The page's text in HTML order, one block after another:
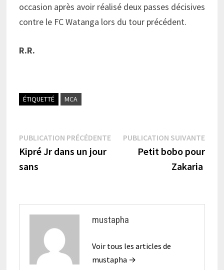
occasion après avoir réalisé deux passes décisives
contre le FC Watanga lors du tour précédent.
R.R.
ÉTIQUETTÉ MCA
Navigation
de
PUBLICATION PRÉCÉDENTEPublication
précédente :
Kipré Jr dans un jour
sans
PUBLICATION SUIVANTE
Petit bobo pour
Zakaria
mustapha
Voir tous les articles de
mustapha →